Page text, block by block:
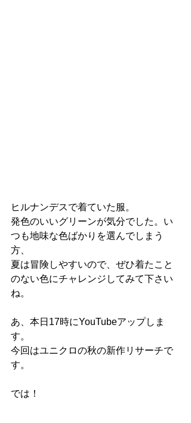
ヒルナンデスで着ていた服。
発色のいいグリーンが気分でした。い
つも地味な色ばかりを選んでしまう
方、
夏は冒険しやすいので、ぜひ着たこと
のない色にチャレンジしてみて下さい
ね。
あ、本日17時にYouTubeアップしま
す。
今回はユニクロの秋の新作リサーチで
す。
では！